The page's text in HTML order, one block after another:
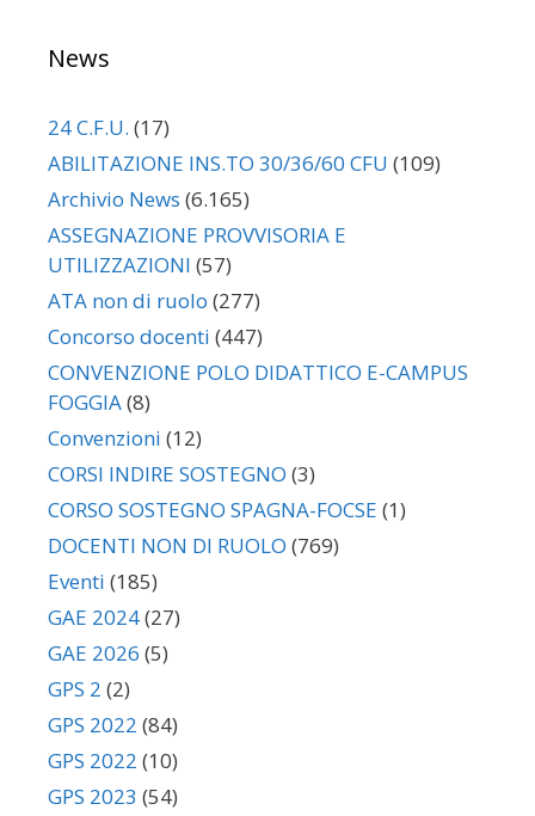
News
24 C.F.U. (17)
ABILITAZIONE INS.TO 30/36/60 CFU (109)
Archivio News (6.165)
ASSEGNAZIONE PROVVISORIA E
UTILIZZAZIONI (57)
ATA non di ruolo (277)
Concorso docenti (447)
CONVENZIONE POLO DIDATTICO E-CAMPUS
FOGGIA(8)
Convenzioni (12)
CORSI INDIRE SOSTEGNO (3)
CORSO SOSTEGNO SPAGNA-FOCSE (1)
DOCENTI NON DI RUOLO (769)
Eventi (185)
GAE 2024(27)
GAE 2026 (5)
GPS 2 (2)
GPS 2022 (84)
GPS 2022 (10)
GPS 2023 (54)